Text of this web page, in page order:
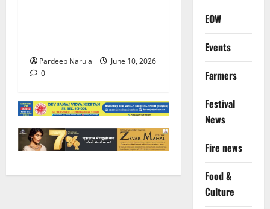
Pardeep Narula
June 10, 2026
0
EOW
Events
Farmers
Festival
News
Fire news
Food &
Culture